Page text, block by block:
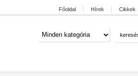
Főoldal Hírek Cikkek